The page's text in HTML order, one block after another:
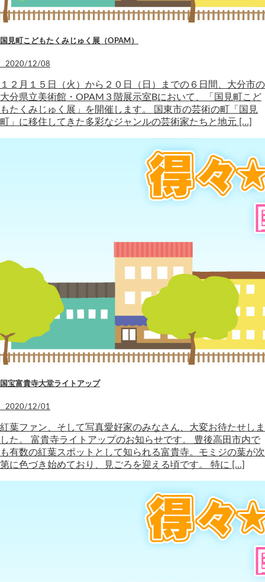
国見町こどもたくみじゅく展（OPAM）
2020/12/08
１２月１５日（火）から２０日（日）までの６日間、大分市の
大分県立美術館・OPAM３階展示室Bにおいて、「国見町こど
もたくみじゅく展」を開催します。 国東市の芸術の町「国見
町」に移住してきた多彩なジャンルの芸術家たちと地元 […]
国宝富貴寺大堂ライトアップ
2020/12/01
紅葉ファン、そして写真愛好家のみなさん、大変お待たせしま
した。 富貴寺ライトアップのお知らせです。 豊後高田市内で
も有数の紅葉スポットとして知られる富貴寺。モミジの葉が次
第に色づき始めており、見ごろを迎える頃です。 特に […]